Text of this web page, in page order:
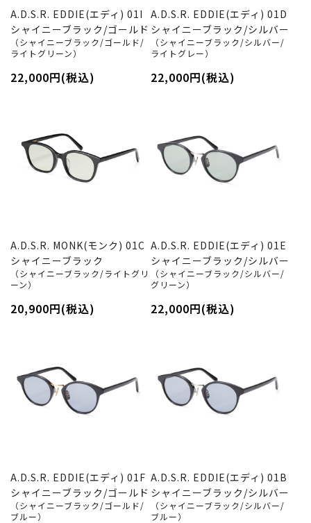
A.D.S.R. EDDIE(エディ) 01I
シャイニーブラック/ゴールド
（シャイニーブラック/ゴールド/
ライトグリーン）
22,000円(税込)
A.D.S.R. EDDIE(エディ) 01D
シャイニーブラック/シルバー
（シャイニーブラック/シルバー/
ライトグレー）
22,000円(税込)
A.D.S.R. MONK(モンク) 01C
シャイニーブラック
（シャイニーブラック/ライトグリ
ーン）
20,900円(税込)
A.D.S.R. EDDIE(エディ) 01E
シャイニーブラック/シルバー
（シャイニーブラック/シルバー/
グリーン）
22,000円(税込)
A.D.S.R. EDDIE(エディ) 01F
シャイニーブラック/ゴールド
（シャイニーブラック/ゴールド/
ブルー）
A.D.S.R. EDDIE(エディ) 01B
シャイニーブラック/シルバー
（シャイニーブラック/シルバー/
ブルー）